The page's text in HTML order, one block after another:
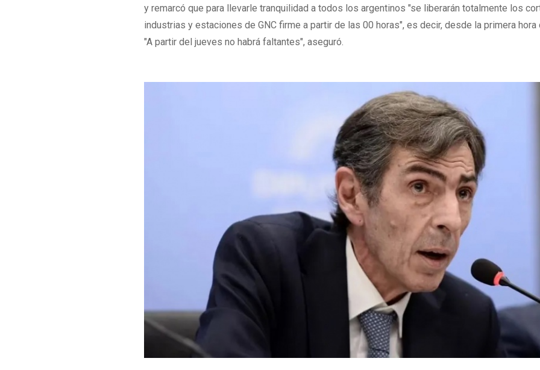
y remarcó que para llevarle tranquilidad a todos los argentinos "se liberarán totalmente los
industrias y estaciones de GNC firme a partir de las 00 horas", es decir, desde la primera hora
"A partir del jueves no habrá faltantes", aseguró.